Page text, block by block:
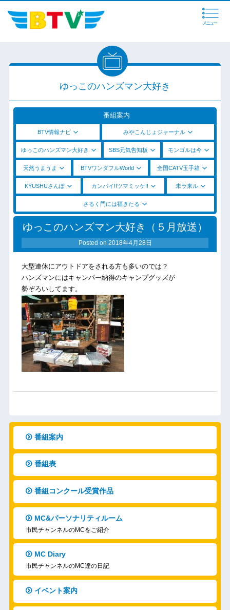
メニュー
ゆっこのハンズマン大好き
番組案内
BTV情報ナビ みやこんじょジャーナル
ゆっこのハンズマン大好き SBS元気告知板 モンゴルは今
天然うまうま BTVワンダフルWorld 全国CATV玉手箱
KYUSHUさんぽ カンパイ!!ツマミッケ!! 未ラ来ル
さるく門には福きたる
ゆっこのハンズマン大好き（５月放送）
Posted on 2018年4月28日
大型連休にアウトドアをされる方も多いのでは？
ハンズマンにはキャンパー納得のキャンプグッズが
勢ぞろいしてます。
番組案内
番組表
番組コンクール受賞作品
MC&パーソナリティルーム
市民チャンネルのMCをご紹介
MC Diary
市民チャンネルのMC達の日記
イベント案内